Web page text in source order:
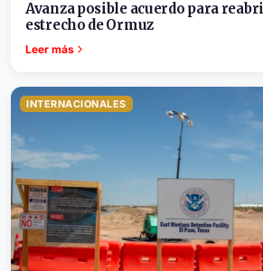
Avanza posible acuerdo para
estrecho de Ormuz
Leer más
INTERNACIONALES